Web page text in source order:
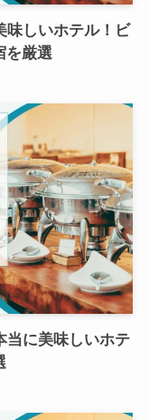
味しいホテル！ビ
を厳選
当に美味しいホテ